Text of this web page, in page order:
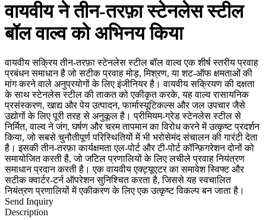
वायवीय ने तीन-तरफ़ा स्टेनलेस स्टील
बॉल वाल्व को अभिनय किया
वायवीय सक्रिय तीन-तरफ़ा स्टेनलेस स्टील बॉल वाल्व एक शीर्ष स्तरीय प्रवाह
प्रबंधन समाधान है जो सटीक प्रवाह मोड़, मिश्रण, या शट-ऑफ क्षमताओं की
मांग करने वाले अनुप्रयोगों के लिए इंजीनियर है। वायवीय सक्रियण की दक्षता
के साथ स्टेनलेस स्टील की ताकत को एकीकृत करके, यह वाल्व रासायनिक
प्रसंस्करण, खाद्य और पेय उत्पादन, फार्मास्यूटिकल्स और जल उपचार जैसे
उद्योगों के लिए पूरी तरह से अनुकूल है। प्रीमियम-ग्रेड स्टेनलेस स्टील से
निर्मित, वाल्व ने जंग, घर्षण और चरम तापमान का विरोध करने में उत्कृष्ट प्रदर्शन
किया, जो सबसे चुनौतीपूर्ण परिस्थितियों में भी भरोसेमंद संचालन की गारंटी देता
है। इसकी तीन-तरफ़ा कार्यक्षमता एल-पोर्ट और टी-पोर्ट कॉन्फ़िगरेशन दोनों को
समायोजित करती है, जो जटिल प्रणालियों के लिए लचीले प्रवाह नियंत्रण
समाधान प्रदान करती है। एक वायवीय एक्ट्यूएटर का समावेश स्विफ्ट और
सटीक क्वार्टर-टर्न ऑपरेशन सुनिश्चित करता है, जिससे यह स्वचालित
नियंत्रण प्रणालियों में एकीकरण के लिए एक उत्कृष्ट विकल्प बन जाता है।
Send Inquiry
Description